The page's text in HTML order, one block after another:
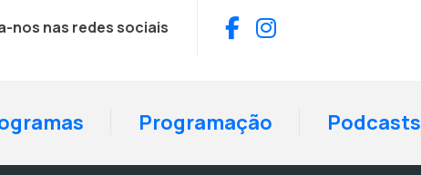
nos nas redes sociais Facebook
Instagram
Programação Podcasts